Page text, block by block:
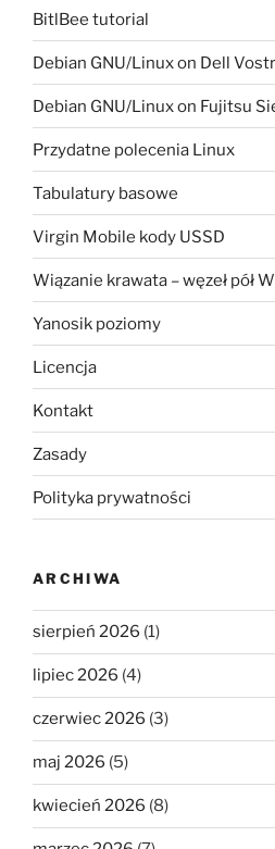
BitlBee tutorial
Debian GNU/Linux on Dell
Debian GNU/Linux on Fujitsu
Przydatne polecenia Linux
Tabulatury basowe
Virgin Mobile kody USSD
Wiązanie krawata – węzeł pół
Yanosik poziomy
Licencja
Kontakt
Zasady
Polityka prywatności
ARCHIWA
sierpień 2026 (1)
lipiec 2026 (4)
czerwiec 2026 (3)
maj 2026 (5)
kwiecień 2026 (8)